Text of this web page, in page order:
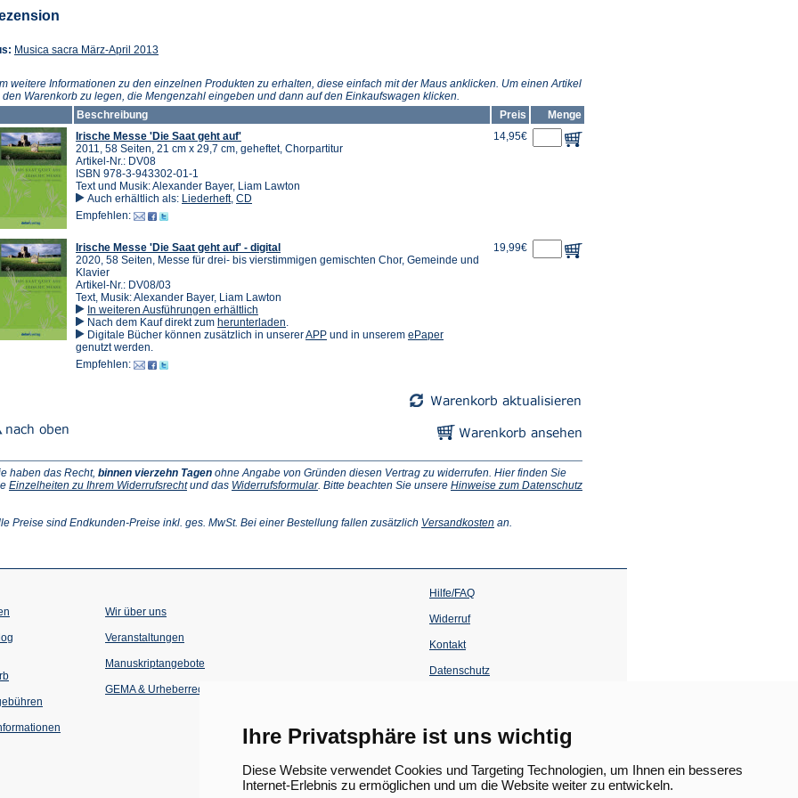
Ihre Privatsphäre ist uns wichtig
Diese Website verwendet Cookies und Targeting Technologien, um Ihnen ein besseres
Internet-Erlebnis zu ermöglichen und um die Website weiter zu entwickeln.
Musica sacra März-April 2013(Öffnet
neuen
Tab)
weitere Informationen zu den einzelnen Produkten zu erhalten, diese einfach mit der Maus anklicken. Um einen Artikel
den Warenkorb zu legen, die Mengenzahl eingeben und dann auf den Einkaufswagen klicken.
Beschreibung
Preis
Menge
Irische Messe 'Die Saat geht auf'
2011, 58 Seiten, 21 cm x 29,7 cm, geheftet, Chorpartitur
Artikel-Nr.: DV08
ISBN 978-3-943302-01-1
Text und Musik: Alexander Bayer, Liam Lawton
Auch erhältlich als: Liederheft, CD
Empfehlen:
14,95€
Irische Messe 'Die Saat geht auf' - digital
2020, 58 Seiten, Messe für drei- bis vierstimmigen gemischten Chor, Gemeinde und
Klavier
Artikel-Nr.: DV08/03
Text, Musik: Alexander Bayer, Liam Lawton
In weiteren Ausführungen erhältlich
Nach dem Kauf direkt zum herunterladen
in
.
Digitale Bücher können zusätzlich in unsererAPP(Öffnet
und in unserem ePaper(Öffnet
genutzt werden.
Empfehlen:
19,99€
haben das Recht, binnen vierzehn Tagen ohne Angabe von Gründen diesen Vertrag zu widerrufen. Hier finden Sie
Einzelheiten zu Ihrem Widerrufsrecht(Öffnet
neuen
und das Widerrufsformular(Öffnet
neuen
. Bitte beachten Sie unsere Hinweise zum Datenschutz
Preise sind Endkunden-Preise inkl. ges. MwSt. Bei einer Bestellung fallen zusätzlich Versandkosten (Öffnet
Tab)
an.
Wir über uns
Veranstaltungen
einem
Tab)
Manuskriptangebote
GEMA & Urheberrecht
Hilfe/FAQ
Widerruf
Kontakt
Datenschutz
einem
neuen